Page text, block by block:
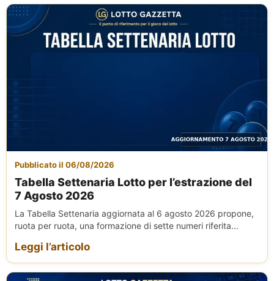
Pubblicato il 06/08/2026
Tabella Settenaria Lotto per l’estrazione del
7 Agosto 2026
La Tabella Settenaria aggiornata al 6 agosto 2026 propone,
ruota per ruota, una formazione di sette numeri riferita...
Leggi l’articolo